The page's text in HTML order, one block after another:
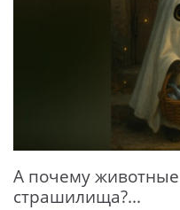
А почему животные
страшилища?...